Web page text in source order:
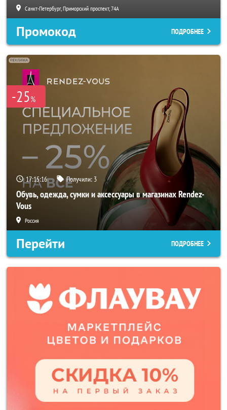
Санкт-Петербург, Приморский проспект, 74А
Промокод ПОДРОБНЕЕ
-25%
17:15:14 Получили: 3
Обувь, одежда, сумки и аксессуары в магазинах Rendez-
Vous
Россия
Перейти ПОДРОБНЕЕ